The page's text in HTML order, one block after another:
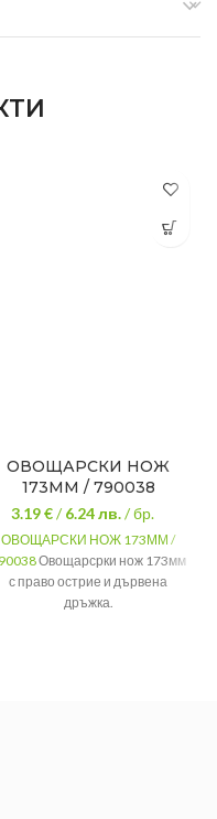
ОВОЩАРСКИ НОЖ
173ММ / 790038
3.19 €/6.24лв./ бр.
ОВОЩАРСКИ НОЖ 173ММ /
Овощарсрки нож 173мм
с право острие и дървена
дръжка.